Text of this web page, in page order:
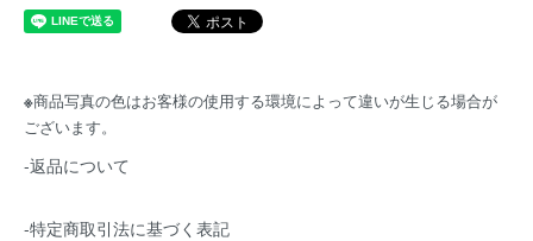
※商品写真の色はお客様の使用する環境によって違いが生じる場合が
ございます。
-返品について
-特定商取引法に基づく表記